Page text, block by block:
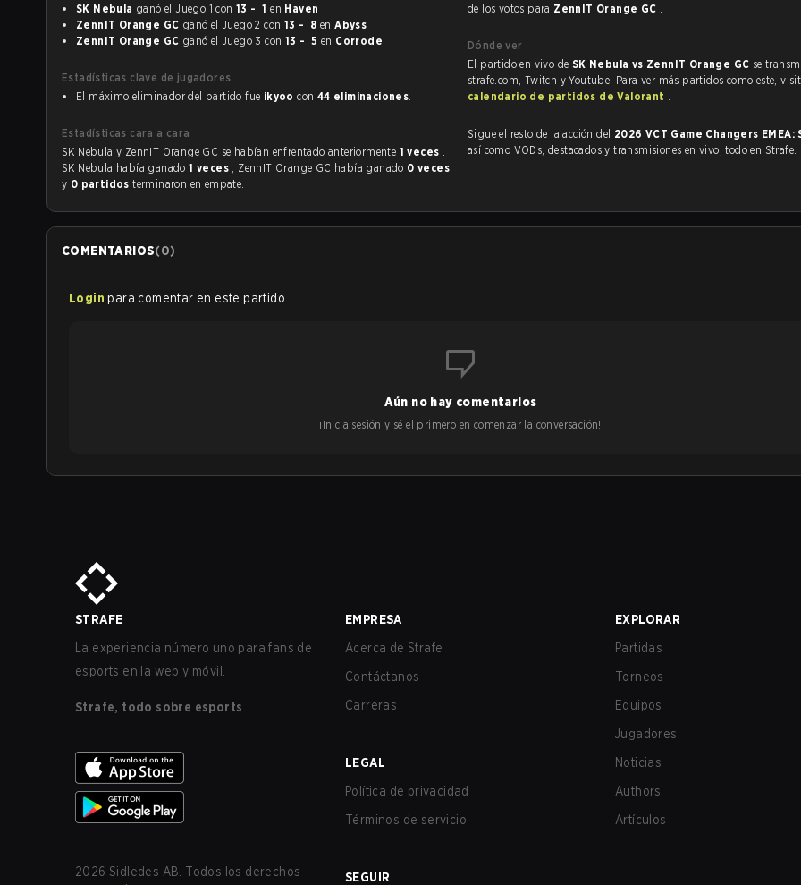
SK Nebula
ganó el Juego 1 con 13 - 1 en Haven
ZennIT Orange GC
ganó el Juego 2 con 13 - 8 enAbyss
ZennIT Orange GC
ganó el Juego 3 con 13 - 5 en Corrode
Estadísticas clave de jugadores
El máximo eliminador del partido fue ikyoo con 44 eliminaciones.
Estadísticas cara a cara
SK Nebula y ZennIT Orange GC se habían enfrentado anteriormente 1 veces .
SK Nebula había ganado1 veces , ZennIT Orange GC había ganado 0 veces
y 0 partidosterminaron en empate.
de los votos para ZennIT Orange GC .
Dónde ver
El partido en vivo de SK Nebula vs ZennIT Orange GC se
strafe.com, Twitch y Youtube. Para ver más partidos como este,
calendario de partidos de Valorant .
Sigue el resto de la acción del 2026 VCT Game Changers EMEA:
así como VODs, destacados y transmisiones en vivo, todo en Strafe.
COMENTARIOS(0)
Login para comentar en este partido
Aún no hay comentarios
¡Inicia sesión y sé el primero en comenzar la conversación!
STRAFE
La experiencia número uno para fans de
esports en la web y móvil.
Strafe, todo sobre esports
2026 Sidledes AB. Todos los derechos
EMPRESA
Acerca de Strafe
Contáctanos
Carreras
LEGAL
Política de privacidad
Términos de servicio
SEGUIR
EXPLORAR
Partidas
Torneos
Equipos
Jugadores
Noticias
Authors
Artículos